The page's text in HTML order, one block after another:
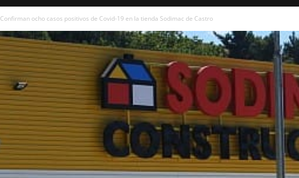
Confirman ocho casos positivos de Covid-19 en la tienda Sodimac de Castro